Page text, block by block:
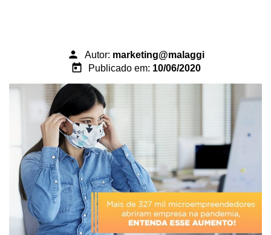
person Autor: marketing@malaggi
today Publicado em: 10/06/2020